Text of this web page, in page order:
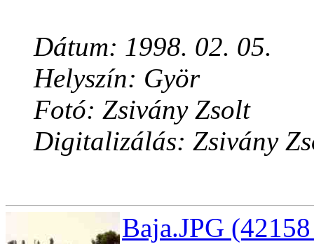
Dátum: 1998. 02. 05.
Helyszín: Györ
Fotó: Zsivány Zsolt
Digitalizálás: Zsivány
Baja.JPG